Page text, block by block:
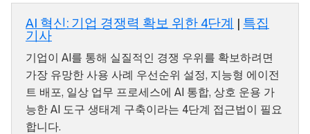
AI 혁신: 기업 경쟁력 확보 위한 4단계 | 특집
기사
기업이 AI를 통해 실질적인 경쟁 우위를 확보하려면
가장 유망한 사용 사례 우선순위 설정, 지능형 에이전
트 배포, 일상 업무 프로세스에 AI 통합, 상호 운용 가
능한 AI 도구 생태계 구축이라는 4단계 접근법이 필요
합니다.